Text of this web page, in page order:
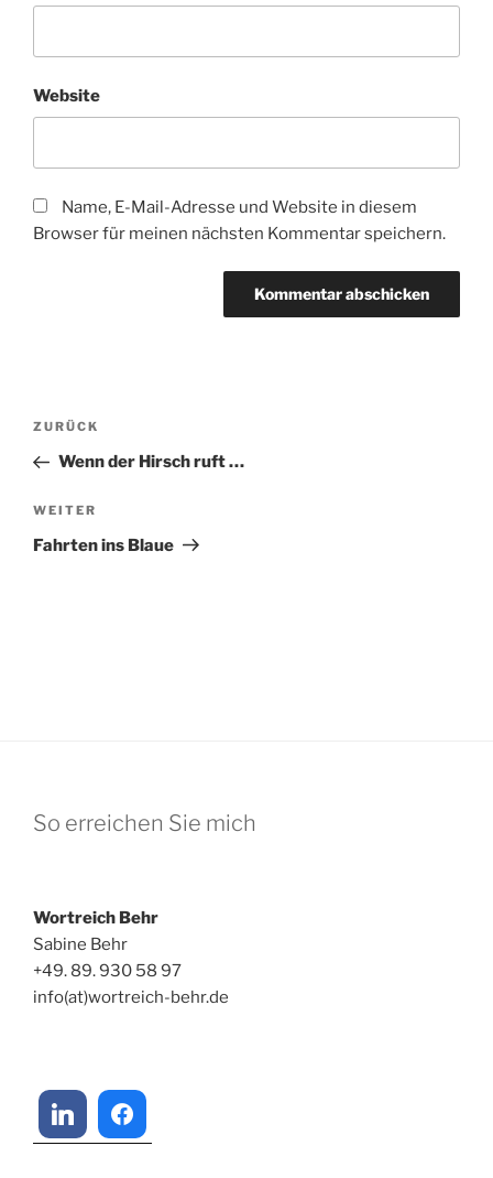
Website
Name, E-Mail-Adresse und Website in diesem
Browser für meinen nächsten Kommentar speichern.
Beitragsnavigation
Vorheriger
Beitrag
ZURÜCK
Wenn der Hirsch ruft …
Nächster
Beitrag
WEITER
Fahrten ins Blaue
So erreichen Sie mich
Wortreich Behr
Sabine Behr
+49. 89. 930 58 97
info(at)wortreich-behr.de